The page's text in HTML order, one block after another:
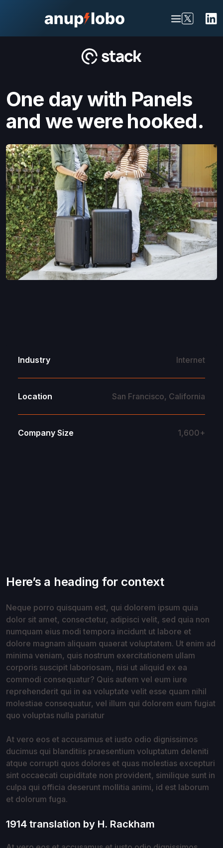
One day with Panels
and we were hooked.
Industry Internet
Location San Francisco, California
Company Size 1,600+
Here’s a heading for context
Neque porro quisquam est, qui dolorem ipsum quia
dolor sit amet, consectetur, adipisci velit, sed quia non
numquam eius modi tempora incidunt ut labore et
dolore magnam aliquam quaerat voluptatem. Ut enim ad
minima veniam, quis nostrum exercitationem ullam
corporis suscipit laboriosam, nisi ut aliquid ex ea
commodi consequatur? Quis autem vel eum iure
reprehenderit qui in ea voluptate velit esse quam nihil
molestiae consequatur, vel illum qui dolorem eum fugiat
quo voluptas nulla pariatur
At vero eos et accusamus et iusto odio dignissimos
ducimus qui blanditiis praesentium voluptatum deleniti
atque corrupti quos dolores et quas molestias excepturi
sint occaecati cupiditate non provident, similique sunt in
culpa qui officia deserunt mollitia animi, id est laborum
et dolorum fuga.
1914 translation by H. Rackham